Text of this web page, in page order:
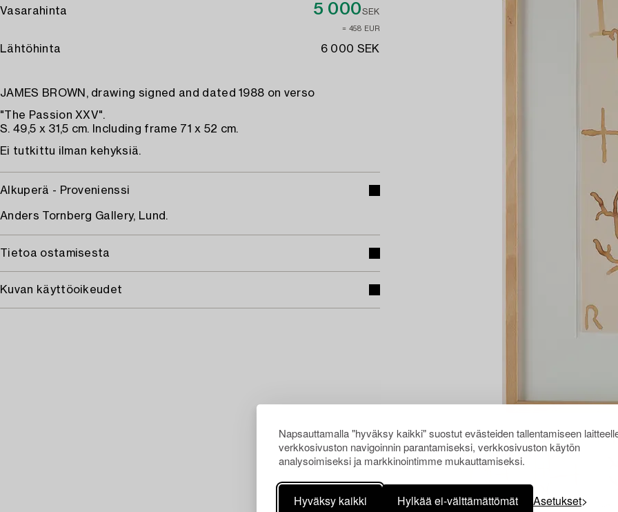
Napsauttamalla "hyväksy kaikki" suostut evästeiden tallentamiseen
verkkosivuston navigoinnin parantamiseksi, verkkosivuston käytön
analysoimiseksi ja markkinointimme mukauttamiseksi.
Hyväksy kaikki Hylkää ei-välttämättömät Asetukset
Vasarahinta 5 000SEK
≈ 458 EUR
Lähtöhinta 6 000 SEK
JAMES BROWN, drawing signed and dated 1988 on verso
"The Passion XXV".
S. 49,5 x 31,5 cm. Including frame 71 x 52 cm.
Ei tutkittu ilman kehyksiä.
Alkuperä - Provenienssi
Anders Tornberg Gallery, Lund.
Tietoa ostamisesta
Kuvan käyttöoikeudet